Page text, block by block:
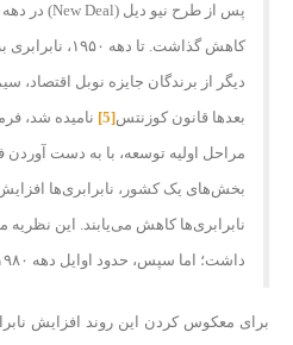
پس از طرح نیو دیل (New Deal
کاهش گذاشت. تا
دیگر از برندگان جایزه نوبل اقتصاد،
بعدها قانون کوزنتس[5]
نامیده شد،
مراحل اولیه توسعه، با به دست
بخش‌های یک کشور، نابرابری‌ها
نابرابری‌ها کاهش می‌یابند. این نظریه
داشت؛ اما سپس، حدود اوایل دهه ۱۹۸۰، روند ناگهان معکوس شد.
برای معکوس کردن این روند افزایش